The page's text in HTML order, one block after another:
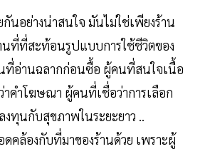
นอย่างน่าสนใจ มันไม่ใช่เพียงร้าน
นที่ที่สะท้อนรูปแบบการใช้ชีวิตของ
อ่านฉลากก่อนซื้อ ผู้คนที่สนใจเนื้อ
าคำโฆษณา ผู้คนที่เชื่อว่าการเลือก
ทุนกับสุขภาพในระยะยาว ..
คล้องกับที่มาของร้านด้วย เพราะผู้